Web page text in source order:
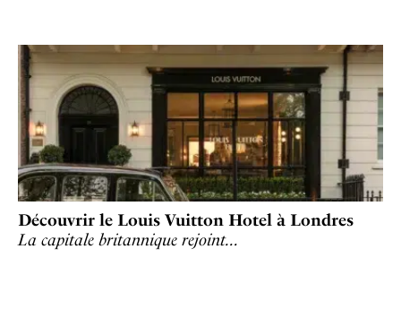
Découvrir le Louis Vuitton Hotel à Londres
La capitale britannique rejoint…